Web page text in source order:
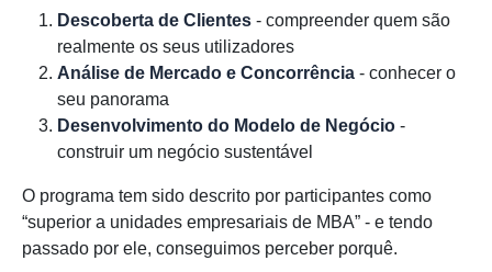
Descoberta de Clientes - compreender quem são
realmente os seus utilizadores
Análise de Mercado e Concorrência - conhecer o
seu panorama
Desenvolvimento do Modelo de Negócio -
construir um negócio sustentável
O programa tem sido descrito por participantes como
“superior a unidades empresariais de MBA” - e tendo
passado por ele, conseguimos perceber porquê.